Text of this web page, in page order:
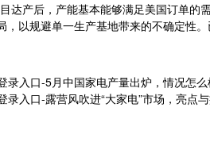
产后，产能基本能够满足美国订单的
，以规避单一生产基地带来的不确定性
录入口-5月中国家电产量出炉，情况怎么
录入口-露营风吹进“大家电”市场，亮点